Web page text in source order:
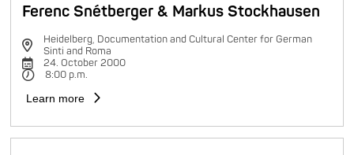
Ferenc Snétberger & Markus Stockhausen
Heidelberg, Documentation and Cultural Center for German
Sinti and Roma
24. October 2000
8:00 p.m.
Learn more